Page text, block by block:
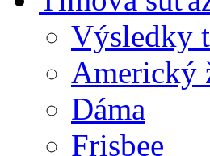
Výsledky
Americký
Dáma
Frisbee